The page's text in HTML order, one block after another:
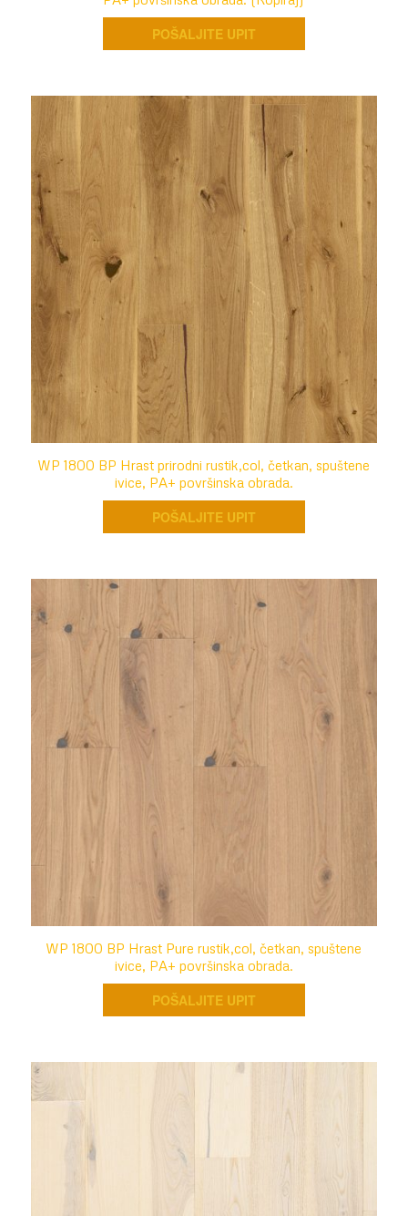
POŠALJITE UPIT
WP 1800 BP Hrast prirodni rustik,col, četkan, spuštene
ivice, PA+ površinska obrada.
POŠALJITE UPIT
WP 1800 BP Hrast Pure rustik,col, četkan, spuštene
ivice, PA+ površinska obrada.
POŠALJITE UPIT